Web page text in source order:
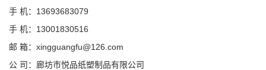
手 机：13693683079
手 机：13001830516
邮 箱：xingguangfu@126.com
公 司：廊坊市悦品纸塑制品有限公司